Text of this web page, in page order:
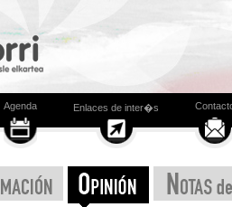
Agenda Enlaces de inter�s